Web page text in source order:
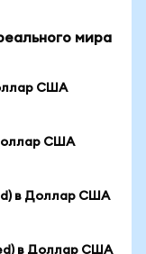
мира
США
США
в Доллар США
в Доллар США